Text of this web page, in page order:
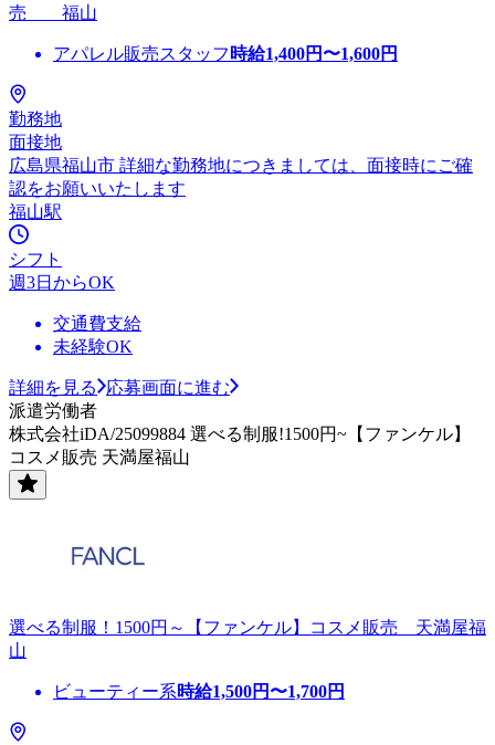
売 福山
アパレル販売スタッフ 時給1,400円〜1,600円
勤務地
面接地
広島県福山市 詳細な勤務地につきましては、面接時にご確
認をお願いいたします
福山駅
シフト
週3日からOK
交通費支給
未経験OK
詳細を見る
応募画面に進む
派遣労働者
株式会社iDA/25099884 選べる制服!1500円~【ファンケル】
コスメ販売 天満屋福山
選べる制服！1500円～【ファンケル】コスメ販売 天満屋福
山
ビューティー系時給1,500円〜1,700円